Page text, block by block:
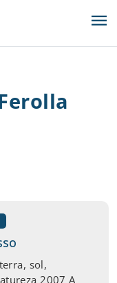
menu
sol,
2007 A